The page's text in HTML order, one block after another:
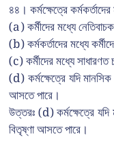
৪৪। কর্মক্ষেত্রে
(a) কর্মীদের মধ্যে
(b) কর্মকর্তাদের মধ্যে
(c) কর্মীদের মধ্যে সাধারণত
(d) কর্মক্ষেত্রে যদি
আসতে পারে।
উত্তরঃ (d) কর্মক্ষেত্রে
বিতৃষ্ণা আসতে পারে।